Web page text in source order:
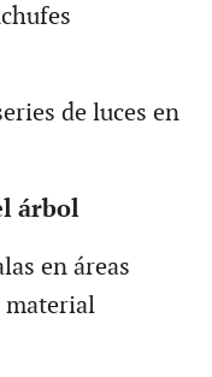
de luces en
árbol
en áreas
material